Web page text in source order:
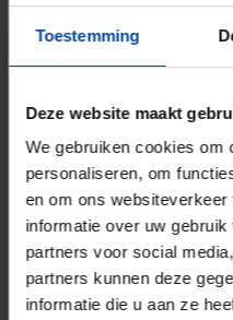
Toestemming
Deze website maakt
We gebruiken cookies om
personaliseren, om
en om ons
informatie over uw
partners voor social
partners kunnen deze
informatie die u aan ze
2 weken, 6 dagen
Gevonden op:
56m² 1 kamer